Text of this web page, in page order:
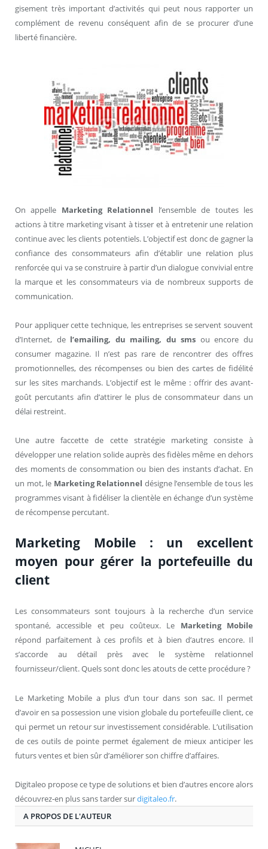
gisement très important d’activités qui peut nous rapporter un
complément de revenu conséquent afin de se procurer d’une
liberté financière.
On appelle Marketing Relationnel l’ensemble de toutes les
actions à titre marketing visant à tisser et à entretenir une relation
continue avec les clients potentiels. L’objectif est donc de gagner la
confiance des consommateurs afin d’établir une relation plus
renforcée qui va se construire à partir d’un dialogue convivial entre
la marque et les consommateurs via de nombreux supports de
communication.
Pour appliquer cette technique, les entreprises se servent souvent
d’Internet, de l’emailing, du mailing, du sms ou encore du
consumer magazine. Il n’est pas rare de rencontrer des offres
promotionnelles, des récompenses ou bien des cartes de fidélité
sur les sites marchands. L’objectif est le même : offrir des avant-
goût percutants afin d’attirer le plus de consommateur dans un
délai restreint.
Une autre faccette de cette stratégie marketing consiste à
développer une relation solide auprès des fidèles même en dehors
des moments de consommation ou bien des instants d’achat. En
un mot, le Marketing Relationnel désigne l’ensemble de tous les
programmes visant à fidéliser la clientèle en échange d’un système
de récompense percutant.
Marketing Mobile : un excellent
moyen pour gérer la portefeuille du
client
Les consommateurs sont toujours à la recherche d’un service
spontané, accessible et peu coûteux. Le Marketing Mobile
répond parfaitement à ces profils et à bien d’autres encore. Il
s’accorde au détail près avec le système relationnel
fournisseur/client. Quels sont donc les atouts de cette procédure ?
Le Marketing Mobile a plus d’un tour dans son sac. Il permet
d’avoir en sa possession une vision globale du portefeuille client, ce
qui permet un retour sur investissement considérable. L’utilisation
de ces outils de pointe permet également de mieux anticiper les
futurs ventes et bien sûr d’améliorer son chiffre d’affaires.
Digitaleo propose ce type de solutions et bien d’autres encore alors
découvrez-en plus sans tarder surdigitaleo.fr.
A PROPOS DE L'AUTEUR